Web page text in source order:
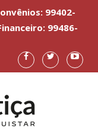
99402-
99486-